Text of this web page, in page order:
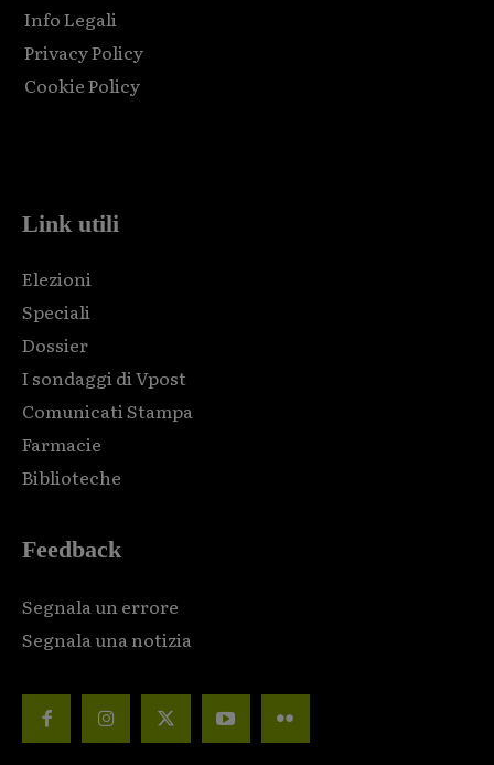
Info Legali
Privacy Policy
Cookie Policy
Link utili
Elezioni
Speciali
Dossier
I sondaggi di Vpost
Comunicati Stampa
Farmacie
Biblioteche
Feedback
Segnala un errore
Segnala una notizia